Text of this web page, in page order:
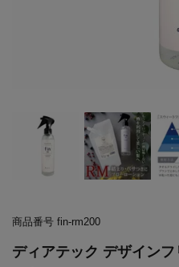
商品番号 fin-rm200
ディアテック デザイン